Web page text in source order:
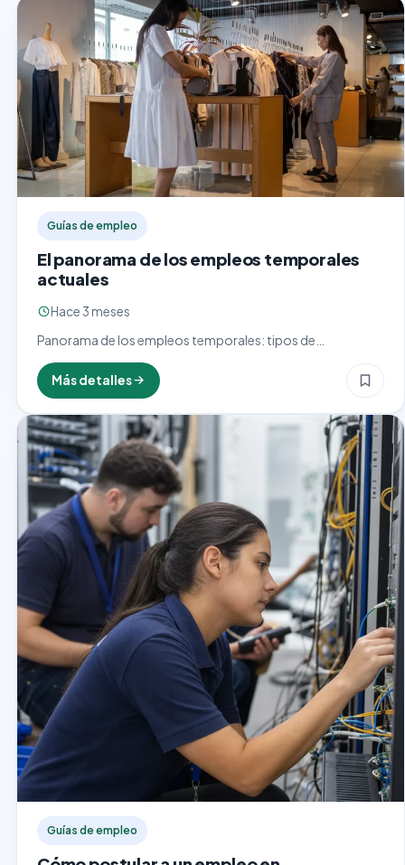
Guías de empleo
El panorama de los empleos temporales
actuales
Hace 3 meses
Panorama de los empleos temporales: tipos de
contratación eventual, sectores con más demanda,
requisitos comunes y el estado actual del mercado laboral.
Más detalles
Guías de empleo